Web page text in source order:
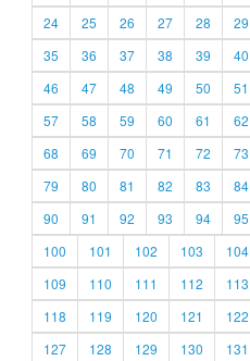
24
25 26 27 28 29
35
36 37 38 39 40
46
47 48 49 50 51
57
58 59 60 61 62
68
69 70 71 72 73
79
80 81 82 83 84
90
91 92 93 94 95
100
101 102 103 104
109
110 111 112 113
118
119 120 121 122
127
128 129 130 131